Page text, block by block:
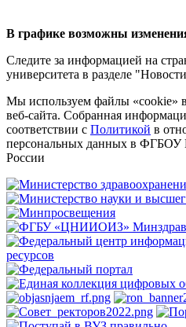
В графике возможны
Следите за информацией на
университета в разделе
Мы используем файлы «cookie»
веб-сайта. Собранная
соответствии с Политикой в
персональных данных в
России